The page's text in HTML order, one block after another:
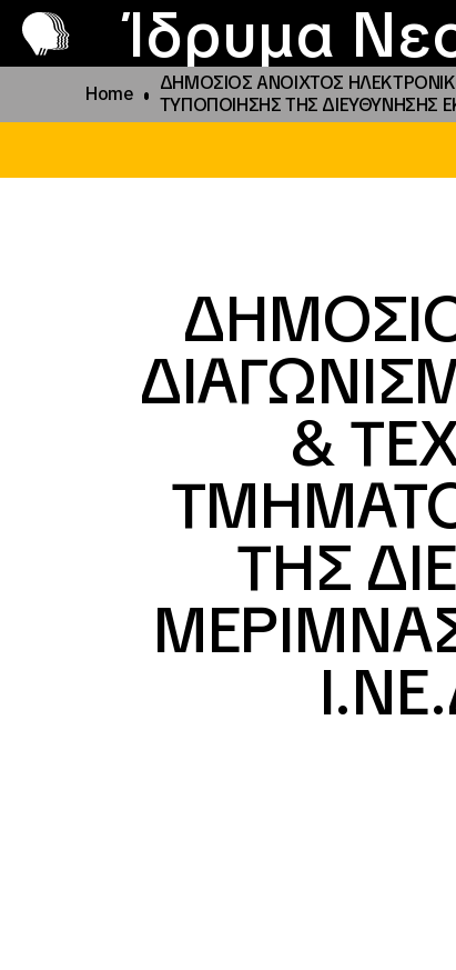
Ίδρυμα
Home
ΔΗΜΟΣΙΟΣ ΑΝΟΙΧΤΟΣ
ΤΥΠΟΠΟΙΗΣΗΣ ΤΗΣ ΔΙΕΥΘΥΝΗΣΗΣ
&
ΤΗΣ